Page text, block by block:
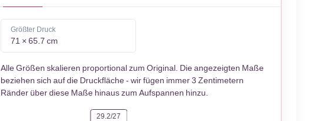
Größter Druck
71 × 65.7 cm
Alle Größen skalieren proportional zum Original. Die angezeigten Maße
beziehen sich auf die Druckfläche - wir fügen immer 3 Zentimetern
Ränder über diese Maße hinaus zum Aufspannen hinzu.
29.2/27